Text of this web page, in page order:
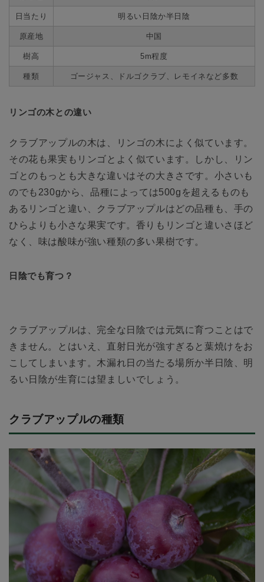
日当たり 明るい日陰か半日陰
原産地 中国
樹高 5m程度
種類 ゴージャス、ドルゴクラブ、レモイネなど多数
リンゴの木との違い
クラブアップルの木は、リンゴの木によく似ています。
その花も果実もリンゴとよく似ています。しかし、リン
ゴとのもっとも大きな違いはその大きさです。小さいも
のでも230gから、品種によっては500gを超えるものも
あるリンゴと違い、クラブアップルはどの品種も、手の
ひらよりも小さな果実です。香りもリンゴと違いさほど
なく、味は酸味が強い種類の多い果樹です。
日陰でも育つ？
クラブアップルは、完全な日陰では元気に育つことはで
きません。とはいえ、直射日光が強すぎると葉焼けをお
こしてしまいます。木漏れ日の当たる場所か半日陰、明
るい日陰が生育には望ましいでしょう。
クラブアップルの種類